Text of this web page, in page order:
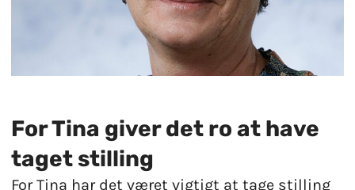
For Tina giver det ro at have
taget stilling
For Tina har det været vigtigt at tage stilling